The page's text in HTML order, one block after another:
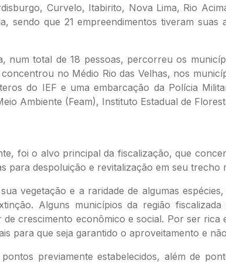
Curvelo, Itabirito, Nova Lima, Rio
sendo que 21 empreendimentos tiveram
total de 18 pessoas, percorreu os
no Médio Rio das Velhas, nos
do IEF e uma embarcação da Polícia
Ambiente (Feam), Instituto Estadual de
foi o alvo principal da fiscalização, que
para despoluição e revitalização em seu trecho
vegetação e a raridade de algumas
Alguns municípios da região
crescimento econômico e social. Por ser rica
para que seja garantido o aproveitamento e
previamente estabelecidos, além de